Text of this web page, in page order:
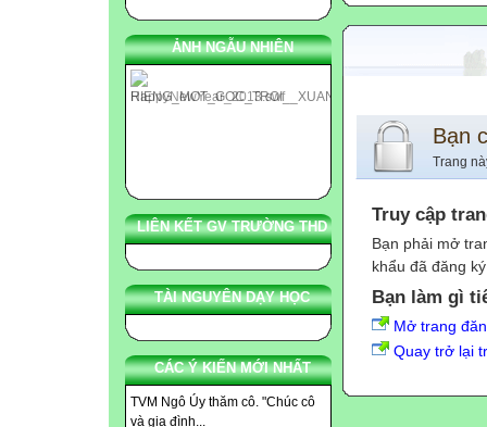
ẢNH NGẪU NHIÊN
LIÊN KẾT GV TRƯỜNG THD
TÀI NGUYÊN DẠY HỌC
CÁC Ý KIẾN MỚI NHẤT
TVM Ngô Úy thăm cô. "Chúc cô
và gia đình...
Bạn
Trang
Truy cập
Bạn phải mở
khẩu đã đăng
Bạn làm gì
Mở trang
Quay trở lại